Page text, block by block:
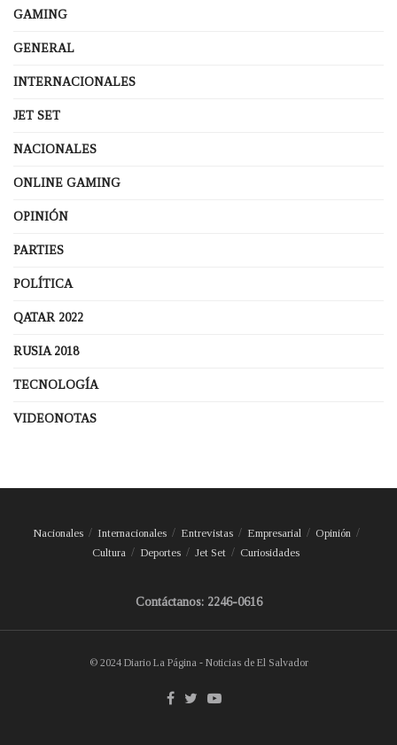
GAMING
GENERAL
INTERNACIONALES
JET SET
NACIONALES
ONLINE GAMING
OPINIÓN
PARTIES
POLÍTICA
QATAR 2022
RUSIA 2018
TECNOLOGÍA
VIDEONOTAS
Nacionales Internacionales Entrevistas Empresarial
Opinión
Cultura
Deportes Jet Set Curiosidades
Contáctanos: 2246-0616
© 2024 Diario La Página - Noticias de El Salvador